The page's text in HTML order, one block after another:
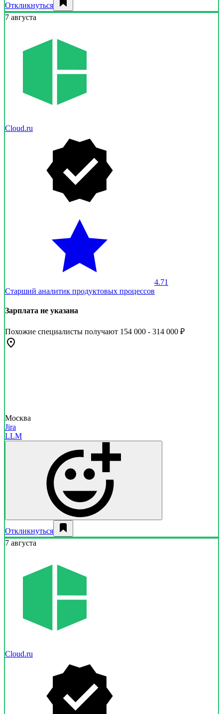
Откликнуться
7 августа
Cloud.ru
4.71
Старший аналитик продуктовых процессов
Зарплата не указана
Похожие специалисты получают 154 000 - 314 000 ₽
Москва
Jira
LLM
Откликнуться
7 августа
Cloud.ru